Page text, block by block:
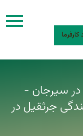
کارفرما
در سیرجان -
جرثقیل در